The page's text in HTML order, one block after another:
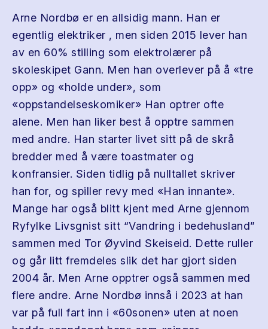
Arne Nordbø er en allsidig mann. Han er
egentlig elektriker , men siden 2015 lever han
av en 60% stilling som elektrolærer på
skoleskipet Gann. Men han overlever på å «tre
opp» og «holde under», som
«oppstandelseskomiker» Han optrer ofte
alene. Men han liker best å opptre sammen
med andre. Han starter livet sitt på de skrå
bredder med å være toastmater og
konfransier. Siden tidlig på nulltallet skriver
han for, og spiller revy med «Han innante».
Mange har også blitt kjent med Arne gjennom
Ryfylke Livsgnist sitt “Vandring i bedehusland”
sammen med Tor Øyvind Skeiseid. Dette ruller
og går litt fremdeles slik det har gjort siden
2004 år. Men Arne opptrer også sammen med
flere andre. Arne Nordbø innså i 2023 at han
var på full fart inn i «60sonen» uten at noen